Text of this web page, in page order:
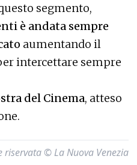
segmento,
è andata sempre
aumentando il
intercettare sempre
del Cinema, atteso
riservata © La Nuova Venezia